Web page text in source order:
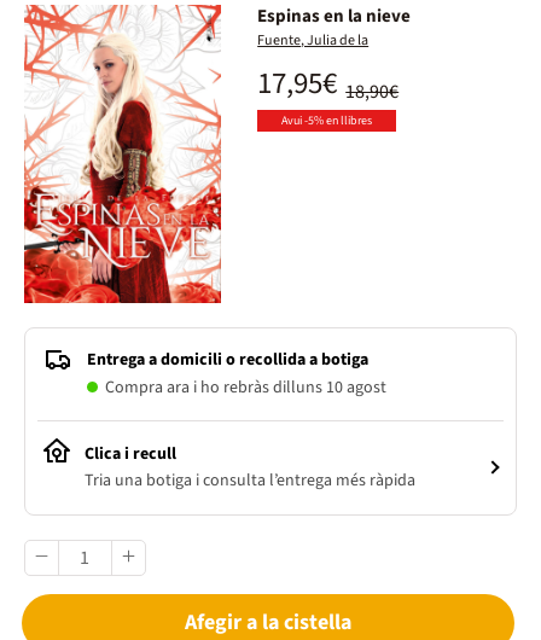
Espinas en la nieve
Fuente, Julia de la
18,90€
17,95€
Avui -5% en llibres
Entrega a domicili o recollida a botiga
Compra ara i ho rebràs dilluns 10 agost
Clica i recull
Tria una botiga i consulta l’entrega més ràpida
Afegir a la cistella